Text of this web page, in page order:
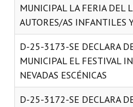
MUNICIPAL LA FERIA DEL
AUTORES/AS INFANTILES
D-25-3173-SE DECLARA
MUNICIPAL EL FESTIVAL
NEVADAS ESCÉNICAS
D-25-3172-SE DECLARA